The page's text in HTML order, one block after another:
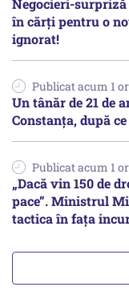
Negocieri-
în cărți pentru o
ignorat!
Publicat acum 1
Un tânăr de 21 de
Constanța, după
Publicat acum 1
„Dacă vin 150 de
pace”. Ministrul
tactica în fața